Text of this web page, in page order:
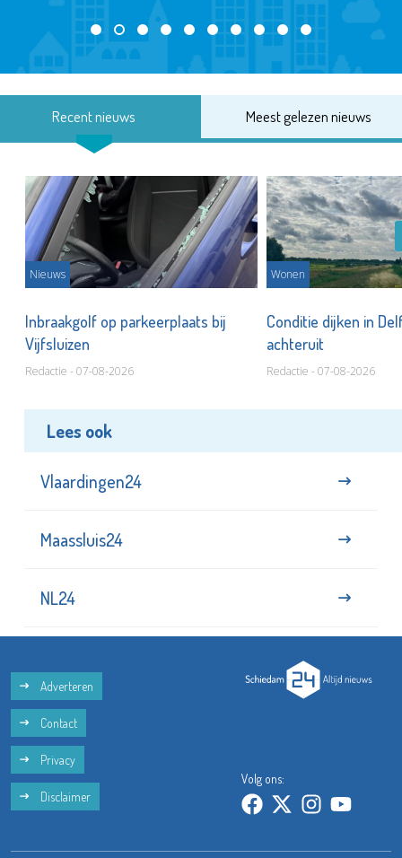
Recent nieuws Meest gelezen nieuws
Nieuws
Inbraakgolf op parkeerplaats bij
Vijfsluizen
Redactie - 07-08-2026
Wonen
Conditie dijken in
achteruit
Redactie - 07-08-2026
Lees ook
Vlaardingen24
Maassluis24
NL24
Adverteren
Contact
Privacy
Disclaimer
Volg ons: